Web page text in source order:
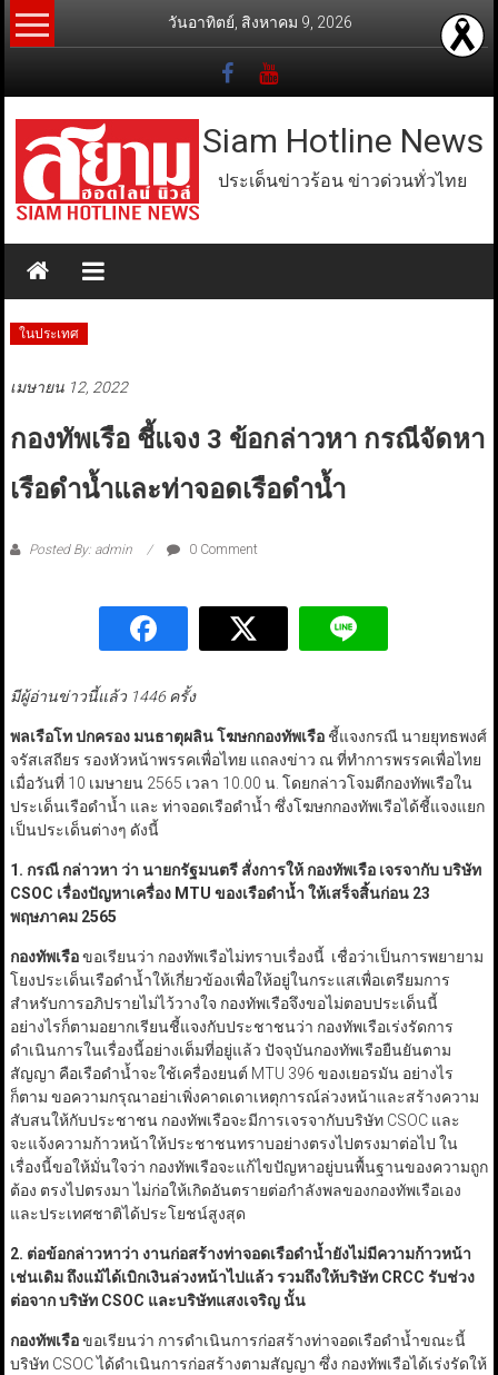
Skip
to
วันอาทิตย์, สิงหาคม 9, 2026
Siam Hotline News
ประเด็นข่าวร้อน ข่าวด่วนทั่วไทย
ในประเทศ
เมษายน 12, 2022
กองทัพเรือ ชี้แจง 3 ข้อกล่าวหา กรณีจัดหา
เรือดำน้ำและท่าจอดเรือดำน้ำ
Posted By: admin 0 Comment
มีผู้อ่านข่าวนี้แล้ว 1446 ครั้ง
พลเรือโท ปกครอง มนธาตุผลิน โฆษกกองทัพเรือชี้แจงกรณี นายยุทธพงศ์
จรัสเสถียร รองหัวหน้าพรรคเพื่อไทย แถลงข่าว ณ ที่ทำการพรรคเพื่อไทย
เมื่อวันที่ 10 เมษายน 2565 เวลา 10.00 น. โดยกล่าวโจมตีกองทัพเรือใน
ประเด็นเรือดำน้ำ และ ท่าจอดเรือดำน้ำ ซึ่งโฆษกกองทัพเรือได้ชี้แจงแยก
เป็นประเด็นต่างๆ ดังนี้
1. กรณี กล่าวหา ว่า นายกรัฐมนตรี สั่งการให้ กองทัพเรือ เจรจากับ บริษัท
CSOC เรื่องปัญหาเครื่อง MTU ของเรือดำน้ำ ให้เสร็จสิ้นก่อน 23
พฤษภาคม 2565
กองทัพเรือขอเรียนว่า กองทัพเรือไม่ทราบเรื่องนี้ เชื่อว่าเป็นการพยายาม
โยงประเด็นเรือดำน้ำให้เกี่ยวข้องเพื่อให้อยู่ในกระแสเพื่อเตรียมการ
สำหรับการอภิปรายไม่ไว้วางใจ กองทัพเรือจึงขอไม่ตอบประเด็นนี้
อย่างไรก็ตามอยากเรียนชี้แจงกับประชาชนว่า กองทัพเรือเร่งรัดการ
ดำเนินการในเรื่องนี้อย่างเต็มที่อยู่แล้ว ปัจจุบันกองทัพเรือยืนยันตาม
สัญญา คือเรือดำน้ำจะใช้เครื่องยนต์ MTU 396 ของเยอรมัน อย่างไร
ก็ตาม ขอความกรุณาอย่าเพิ่งคาดเดาเหตุการณ์ล่วงหน้าและสร้างความ
สับสนให้กับประชาชน กองทัพเรือจะมีการเจรจากับบริษัท CSOC และ
จะแจ้งความก้าวหน้าให้ประชาชนทราบอย่างตรงไปตรงมาต่อไป ใน
เรื่องนี้ขอให้มั่นใจว่า กองทัพเรือจะแก้ไขปัญหาอยู่บนพื้นฐานของความถูก
ต้อง ตรงไปตรงมา ไม่ก่อให้เกิดอันตรายต่อกำลังพลของกองทัพเรือเอง
และประเทศชาติได้ประโยชน์สูงสุด
2. ต่อข้อกล่าวหาว่า งานก่อสร้างท่าจอดเรือดำน้ำยังไม่มีความก้าวหน้า
เช่นเดิม ถึงแม้ได้เบิกเงินล่วงหน้าไปแล้ว รวมถึงให้บริษัท CRCC รับช่วง
ต่อจาก บริษัท CSOC และบริษัทแสงเจริญ นั้น
กองทัพเรือขอเรียนว่า การดำเนินการก่อสร้างท่าจอดเรือดำน้ำขณะนี้
บริษัท CSOC ได้ดำเนินการก่อสร้างตามสัญญา ซึ่ง กองทัพเรือได้เร่งรัดให้